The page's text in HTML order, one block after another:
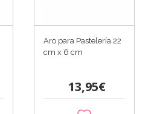
Aro para Pastelería 22
cm x 6 cm
13,95€